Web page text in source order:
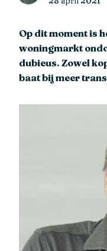
Op dit moment is
woningmarkt
dubieus. Zowel
baat bij meer